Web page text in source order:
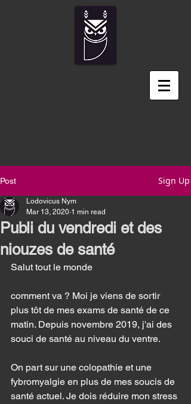
Post Sign Up
Publi du vendredi et des
niouzes de santé
Lodovicus Nym
Mar 13, 2020 1 min read
Salut tout le monde
comment va ? Moi je viens de sortir
plus tôt de mes exams de santé de ce
matin. Depuis novembre 2019, j'ai des
souci de santé au niveau du ventre.
On part sur une colopathie et une
fybromyalgie en plus de mes soucis de
santé actuel. Je dois réduire mon stress